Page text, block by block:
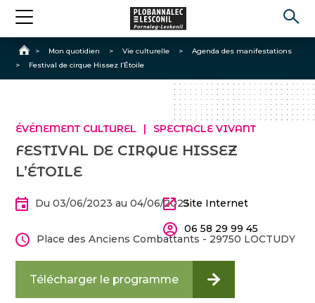
Accueil
> Mon quotidien > Vie culturelle >
Agenda des manifestations
>
Festival de cirque Hissez l’Étoile
ÉVÉNEMENT CULTUREL SPECTACLE VIVANT
FESTIVAL DE CIRQUE HISSEZ
L’ÉTOILE
Du 03/06/2023 au 04/06/2023
Place des Anciens Combattants - 29750 LOCTUDY
Site Internet
06 58 29 99 45
Télécharger le programme